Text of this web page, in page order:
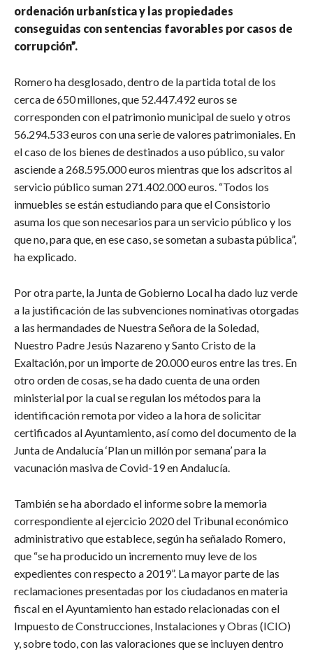
ordenación urbanística y las propiedades
conseguidas con sentencias favorables por casos de
corrupción”.
Romero ha desglosado, dentro de la partida total de los
cerca de 650 millones, que 52.447.492 euros se
corresponden con el patrimonio municipal de suelo y otros
56.294.533 euros con una serie de valores patrimoniales. En
el caso de los bienes de destinados a uso público, su valor
asciende a 268.595.000 euros mientras que los adscritos al
servicio público suman 271.402.000 euros. “Todos los
inmuebles se están estudiando para que el Consistorio
asuma los que son necesarios para un servicio público y los
que no, para que, en ese caso, se sometan a subasta pública”,
ha explicado.
Por otra parte, la Junta de Gobierno Local ha dado luz verde
a la justificación de las subvenciones nominativas otorgadas
a las hermandades de Nuestra Señora de la Soledad,
Nuestro Padre Jesús Nazareno y Santo Cristo de la
Exaltación, por un importe de 20.000 euros entre las tres. En
otro orden de cosas, se ha dado cuenta de una orden
ministerial por la cual se regulan los métodos para la
identificación remota por video a la hora de solicitar
certificados al Ayuntamiento, así como del documento de la
Junta de Andalucía ‘Plan un millón por semana’ para la
vacunación masiva de Covid-19 en Andalucía.
También se ha abordado el informe sobre la memoria
correspondiente al ejercicio 2020 del Tribunal económico
administrativo que establece, según ha señalado Romero,
que “se ha producido un incremento muy leve de los
expedientes con respecto a 2019”. La mayor parte de las
reclamaciones presentadas por los ciudadanos en materia
fiscal en el Ayuntamiento han estado relacionadas con el
Impuesto de Construcciones, Instalaciones y Obras (ICIO)
y, sobre todo, con las valoraciones que se incluyen dentro